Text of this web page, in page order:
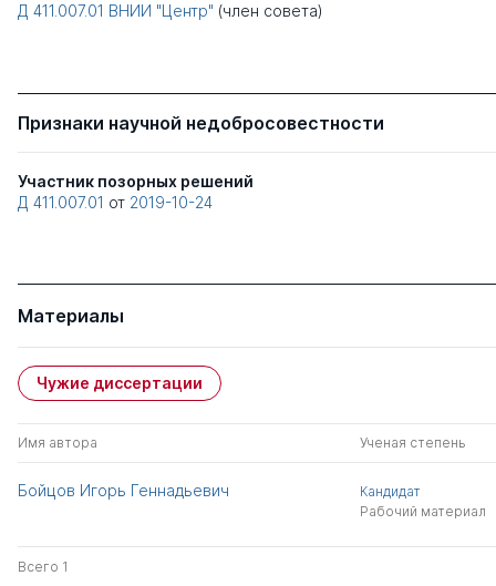
Д 411.007.01 ВНИИ "Центр" (член совета)
Признаки научной недобросовестности
Участник позорных решений
Д 411.007.01 от 2019-10-24
Материалы
Чужие диссертации
Имя автора Ученая степень
Бойцов Игорь Геннадьевич
Кандидат
Рабочий материал
Всего 1